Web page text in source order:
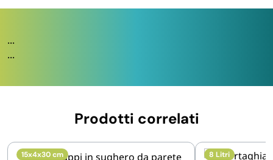
...
...
Prodotti correlati
15x4x30 cm 8 Litri